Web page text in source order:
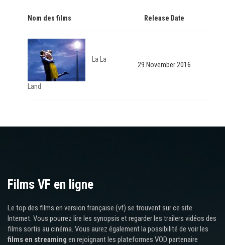
Nom des films Release Date
La La
Land
29 November 2016
Films VF en ligne
Le top des films en version française (vf) se trouvent sur ce site
Internet. Vous pourrez lire les synopsis et regarder les trailers vidéos des
films sortis au cinéma. Vous aurez également la possibilité de voir les
films en streaming en rejoignant les plateformes VOD partenaire